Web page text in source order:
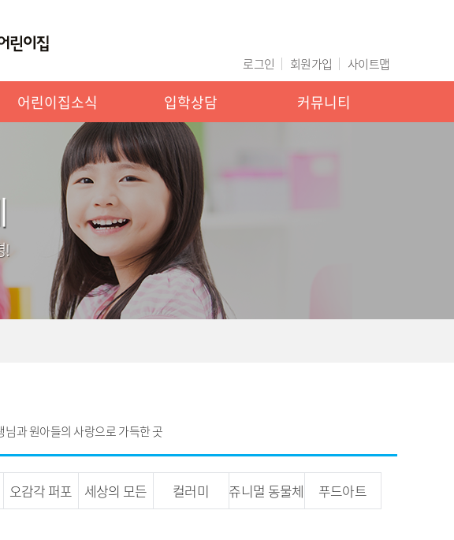
로그인 회원가입 사이트맵
어린이집소식 입학상담 커뮤니티
!
과 원아들의 사랑으로 가득한 곳
오감각 퍼포
세상의 모든
컬러미
쥬니멀 동물체
푸드아트